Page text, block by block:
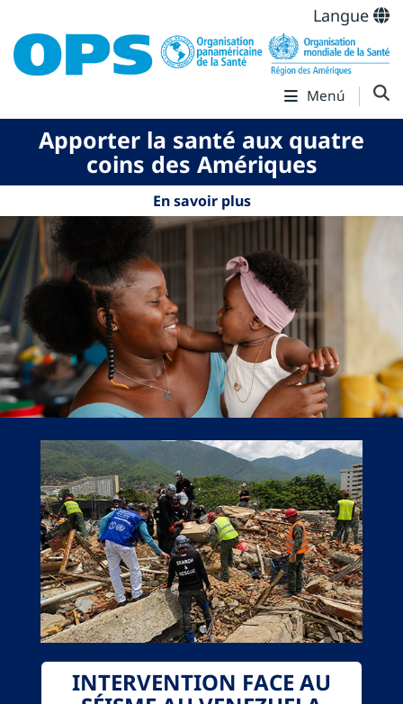
Langue
Menú
Apporter la santé aux quatre
coins des Amériques
En savoir plus
INTERVENTION FACE AU